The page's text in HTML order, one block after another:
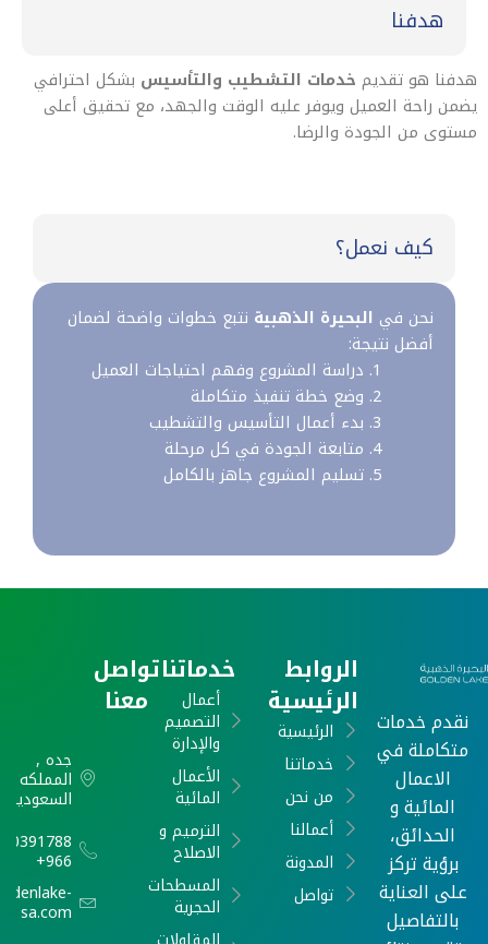
هدفنا
هدفنا هو تقديم خدمات التشطيب والتأسيس بشكل احترافي
يضمن راحة العميل ويوفر عليه الوقت والجهد، مع تحقيق أعلى
مستوى من الجودة والرضا.
كيف نعمل؟
نحن في البحيرة الذهبية نتبع خطوات واضحة لضمان
أفضل نتيجة:
دراسة المشروع وفهم احتياجات العميل
وضع خطة تنفيذ متكاملة
بدء أعمال التأسيس والتشطيب
متابعة الجودة في كل مرحلة
تسليم المشروع جاهز بالكامل
نقدم خدمات
متكاملة في
الاعمال
المائية و
الحدائق،
برؤية تركز
على العناية
بالتفاصيل
الروابط
الرئيسية
الرئيسية
خدماتنا
من نحن
أعمالنا
المدونة
تواصل
خدماتنا
أعمال
التصميم
والإدارة
الأعمال
المائية
الترميم و
الاصلاح
المسطحات
الحجرية
تواصل
معنا
جده ,
المملكه
السعودية
966+
sa.com